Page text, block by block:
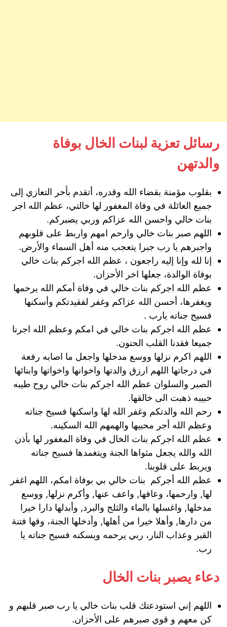
رسائل تعزية لبنات الخال بوفاة
والدتهن
بقلوب مؤمنة بقضاء الله وقدره، أتقدم بأحر التعازي إلى
جميع العائلة في وفاة المغفور لها خالتي، عظم الله اجر
بنات خالي واحسن الله عزاكم وربي يصبركم.
اللهم صبر بنات خالي وارحم امهم واربط على قلوبهم
واجبرهم يا رب جبرا يتعجب منه أهل السماء والأرض.
إنا لله وإنا إليه راجعون ، عظم الله اجركم بنات خالي
بوفاة الوالدة، جعلها اخر الأحزان.
عظم الله اجركم بنات خالي في وفاة أمكم الله يرحمها
ويغفرها، أحسن الله عزاكم وغفر لفقيدتكم وأسكنها
فسيح جناته يارب .
عظم الله اجركم بنات خالي في امكم وعظم الله اجرنا
جميعا فقدنا القلب الحنون.
اللهم اكرم نزلها ووسع مدخلها واجعل ما اصابه رفعة
في درجاتها اللهم ارزق والدتها واخوانها واخواتها وابنائها
الصبر والسلوان عظم الله اجركم بنات خالي روح طيبه
حبيبه ذهبت الى خالقها.
رحم الله والدتكم وغفر الله لها واسكنها فسيح جناته
وعظم الله أجر محبيها والهمهم الله السكينه.
عظم الله اجركم بنات الخال في وفاة المغفور لها بأذن
الله والله يجعل مثواها الجنة ويتغمدها فسيح جناته
ويربط على قلوبنا.
عظم الله أجركم بنات خالي بي بوفاة امكم، اللهم اغفر
لها, وارحمها، وعافها, واعف عنها, وأكرم نزلها, ووسع
مدخلها, واغسلها بالماء والثلج والبرد, وأبدلها دارا خيرا
من دارها, وأهلا خيرا من أهلها, وأدخلها الجنة، وقها فتنة
القبر وعذاب النار، ربي يرحمه ويسكنه فسيح جناته يا
رب.
دعاء يصبر بنات الخال
اللهم إني استودعتك قلب بنات خالي يا رب صبر قلبهم و
كن معهم و قوي صبرهم على الأحزان.